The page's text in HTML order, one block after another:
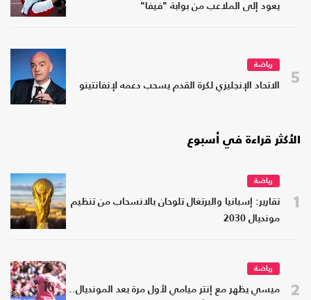
يعود إلى الملاعب من بوابة "فيفا"
5
رياضة
الاتحاد الإنجليزي لكرة القدم يسحب دعمه لإنفانتينو
الأكثر قراءة في أسبوع
1
رياضة
تقارير: إسبانيا والبرتغال تلوحان بالانسحاب من تنظيم
مونديال 2030
2
رياضة
ميسي يظهر مع إنتر ميامي لأول مرة بعد المونديال..